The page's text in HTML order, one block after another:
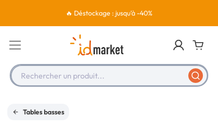
🔥 Déstockage : jusqu'à -40%
Rechercher un produit...
Tables basses